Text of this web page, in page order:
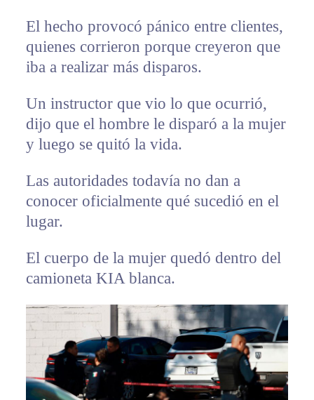
El hecho provocó pánico entre clientes,
quienes corrieron porque creyeron que
iba a realizar más disparos.
Un instructor que vio lo que ocurrió,
dijo que el hombre le disparó a la mujer
y luego se quitó la vida.
Las autoridades todavía no dan a
conocer oficialmente qué sucedió en el
lugar.
El cuerpo de la mujer quedó dentro del
camioneta KIA blanca.